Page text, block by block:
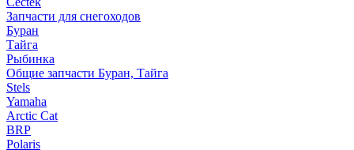
Запчасти для снегоходов
Буран
Тайга
Рыбинка
Общие запчасти Буран, Тайга
Stels
Yamaha
Arctic Cat
BRP
Polaris